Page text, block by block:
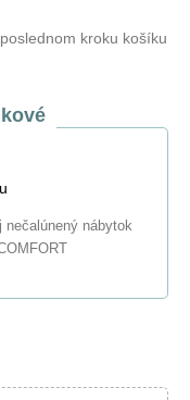
kroku košíku
nečalúnený nábytok